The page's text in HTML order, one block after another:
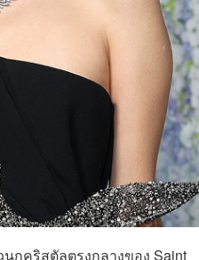
นกคริสตัลตรงกลางของ Saint